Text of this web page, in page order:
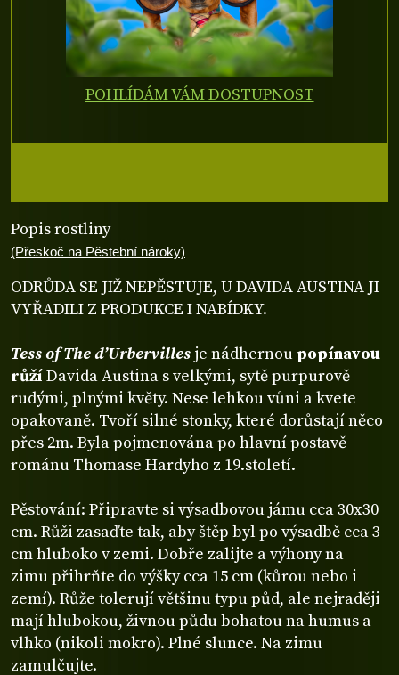
Popis rostliny
(Přeskoč na Pěstební nároky)
ODRŮDA SE JIŽ NEPĚSTUJE, U DAVIDA AUSTINA JI
VYŘADILI Z PRODUKCE I NABÍDKY.
Tess of The d’Urbervilles je nádhernou popínavou
růžíDavida Austina s velkými, sytě purpurově
rudými, plnými květy. Nese lehkou vůni a kvete
opakovaně. Tvoří silné stonky, které dorůstají něco
přes 2m. Byla pojmenována po hlavní postavě
románu Thomase Hardyho z 19.století.
Pěstování: Připravte si výsadbovou jámu cca 30x30
cm. Růži zasaďte tak, aby štěp byl po výsadbě cca 3
cm hluboko v zemi. Dobře zalijte a výhony na
zimu přihrňte do výšky cca 15 cm (kůrou nebo i
zemí). Růže tolerují většinu typu půd, ale nejraději
mají hlubokou, živnou půdu bohatou na humus a
vlhko (nikoli mokro). Plné slunce. Na zimu
zamulčujte.
POHLÍDÁM VÁM DOSTUPNOST